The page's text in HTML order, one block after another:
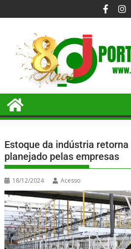
Estoque da indústria
planejado pelas empresas
18/12/2024 Acesso